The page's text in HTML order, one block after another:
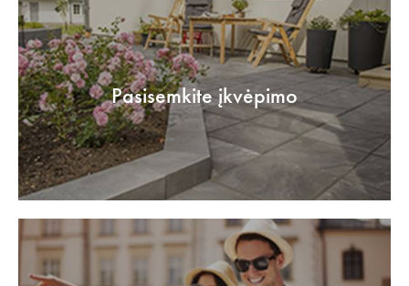
Pasisemkite įkvėpimo